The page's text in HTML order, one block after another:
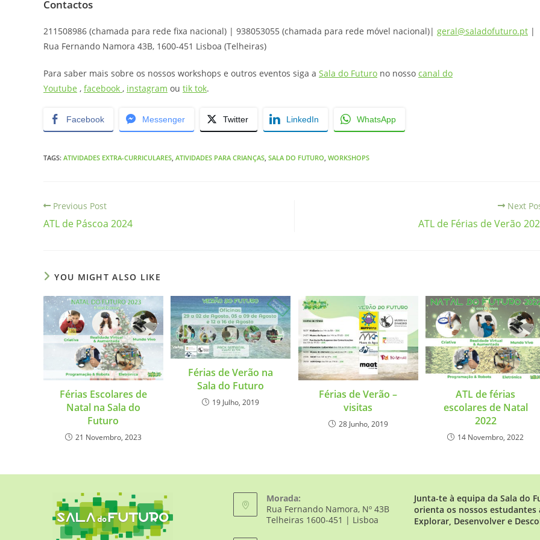
Contactos
211508986 (chamada para rede fixa nacional) | 938053055 (chamada para rede móvel nacional)| geral@saladofuturo.pt |
Rua Fernando Namora 43B, 1600-451 Lisboa (Telheiras)
Para saber mais sobre os nossos workshops e outros eventos siga a Sala do Futuro no nosso canal do
Youtube , facebook , instagram ou tik tok.
Facebook Messenger Twitter LinkedIn WhatsApp
TAGS: ATIVIDADES EXTRA-CURRICULARES ATIVIDADES PARA CRIANÇAS SALA DO FUTURO WORKSHOPS
Previous Post
ATL de Páscoa 2024
Next
ATL de Férias de Verão
YOU MIGHT ALSO LIKE
Férias Escolares de
Natal na Sala do
Futuro
21 Novembro, 2023
Férias de Verão na
Sala do Futuro
19 Julho, 2019
Férias de Verão –
visitas
28 Junho, 2019
ATL de férias
escolares de Natal
2022
14 Novembro, 2022
Morada:
Rua Fernando Namora, Nº 43B
Telheiras 1600-451 | Lisboa
Junta-te à equipa da Sala do
orienta os nossos estudantes
Explorar, Desenvolver e